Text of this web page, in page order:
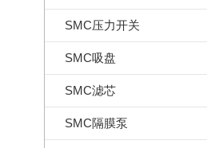
SMC压力开关
SMC吸盘
SMC滤芯
SMC隔膜泵